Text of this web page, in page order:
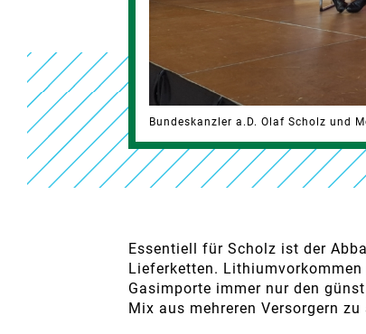
Bundeskanzler a.D. Olaf Scholz und
Essentiell für Scholz ist der
Lieferketten.
Gasimporte immer nur den
Mix aus mehreren Versorgern zu